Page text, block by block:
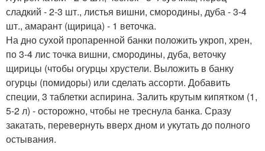
сладкий - 2-3 шт., листья вишни, смородины, дуба - 3-4
шт., амарант (щирица) - 1 веточка.
На дно сухой пропаренной банки положить укроп, хрен,
по 3-4 лис точка вишни, смородины, дуба, веточку
щирицы (чтобы огурцы хрустели. Выложить в банку
огурцы (помидоры) или сделать ассорти. Добавить
специи, 3 таблетки аспирина. Залить крутым кипятком (1,
5-2 л) - осторожно, чтобы не треснула банка. Сразу
закатать, перевернуть вверх дном и укутать до полного
остывания.